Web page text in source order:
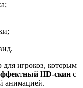
игроков, которым
HD-скин с
анимацией.